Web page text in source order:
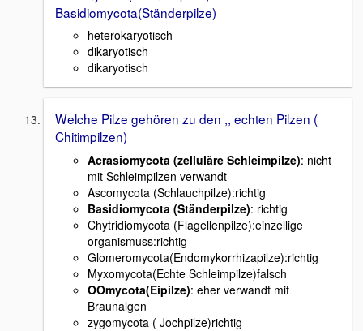
Basidiomycota(Ständerpilze)
heterokaryotisch
dikaryotisch
dikaryotisch
Welche Pilze gehören zu den ,, echten Pilzen (
Chitimpilzen)
Acrasiomycota (zelluläre Schleimpilze): nicht
mit Schleimpilzen verwandt
Ascomycota (Schlauchpilze):richtig
Basidiomycota (Ständerpilze): richtig
Chytridiomycota (Flagellenpilze):einzellige
organismuss:richtig
Glomeromycota(Endomykorrhizapilze):richtig
Myxomycota(Echte Schleimpilze)falsch
OOmycota(Eipilze): eher verwandt mit
Braunalgen
zygomycota ( Jochpilze)richtig